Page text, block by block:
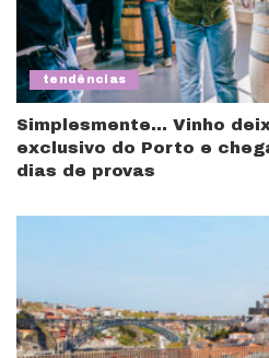
tendências
Simplesmente… Vinho
exclusivo do Porto e
dias de provas